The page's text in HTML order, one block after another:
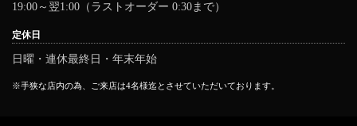
19:00～翌1:00（ラストオーダー 0:30まで）
定休日
日曜・連休最終日・年末年始
※手狭な店内の為、ご来店は4名様迄とさせていただいております。